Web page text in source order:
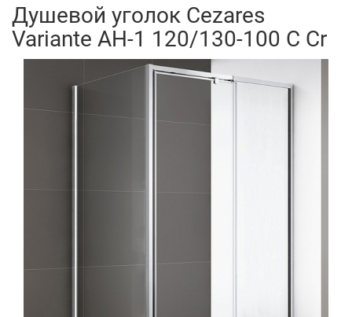
Душевой уголок Cezares
Variante AH-1 120/130-100 C Cr